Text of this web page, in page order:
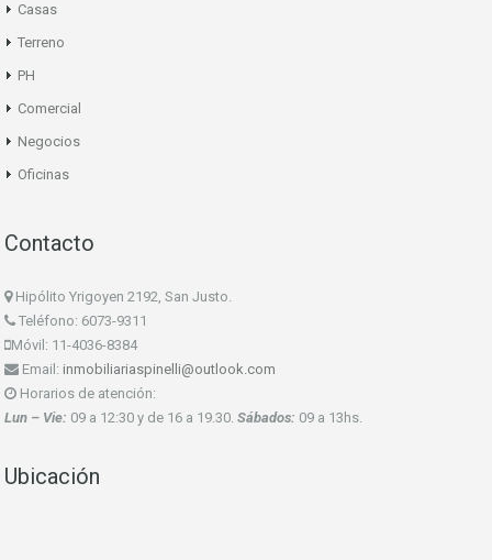
Casas
Terreno
PH
Comercial
Negocios
Oficinas
Contacto
Hipólito Yrigoyen 2192, San Justo.
Teléfono: 6073-9311
Móvil: 11-4036-8384
Email: inmobiliariaspinelli@outlook.com
Horarios de atención:
Lun – Vie: 09 a 12:30 y de 16 a 19.30. Sábados: 09 a 13hs.
Ubicación